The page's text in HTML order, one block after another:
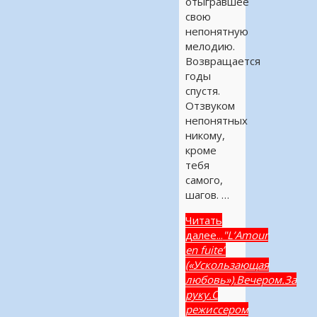
свою
непонятную
мелодию.
Возвращается
годы
спустя.
Отзвуком
непонятных
никому,
кроме
тебя
самого,
шагов. …
Читать
далее... "L’Amour
en fuite”
(«Ускользающая
любовь»).Вечером.За
руку.С
режиссером